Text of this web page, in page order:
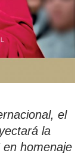
el
la
en homenaje